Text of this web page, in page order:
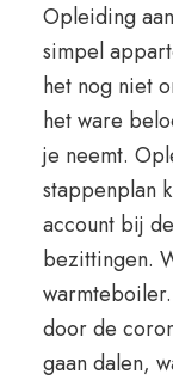
Opleiding
simpel
het nog niet
het ware
je neemt.
stappenplan
account bij
bezittingen.
door de
gaan dalen,